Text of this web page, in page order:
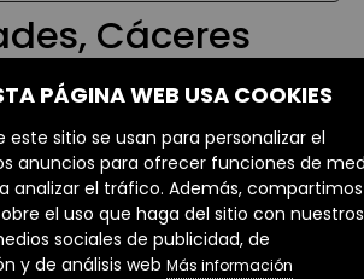
Cáceres
búsqueda seleccionados.
PÁGINA WEB USA COOKIES
este sitio se usan para personalizar el
anuncios para ofrecer funciones de
analizar el tráfico. Además, compartimos
el uso que haga del sitio con nuestros
sociales de publicidad, de
y de análisis web Más información